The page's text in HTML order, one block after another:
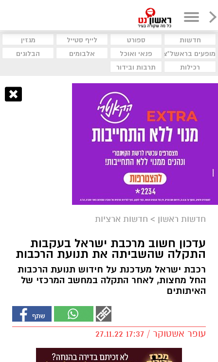
חדשות ספורט לייף סטייל
מגזין
מופעים בראשל"צ
פנאי ואוכל אלבומים
הבלוגים
רכילות
תרבות ובידור
חדשות ראשון > חדשות ארציות
עדכון חשוב מרכבת ישראל בעקבות
התקלה שהשביתה את תנועת הרכבות
רכבת ישראל מעדכנת על חידוש תנועת הרכבות
החל מחצות, לאחר התקלה במחשב המרכזי של
האיתותים
עופר אשטוקר / 17:37 27.11.22